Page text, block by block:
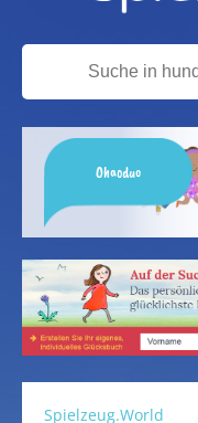
Ohaoduo
Spielzeug.World